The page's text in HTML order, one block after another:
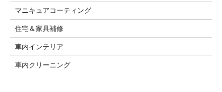
マニキュアコーティング
住宅＆家具補修
車内インテリア
車内クリーニング